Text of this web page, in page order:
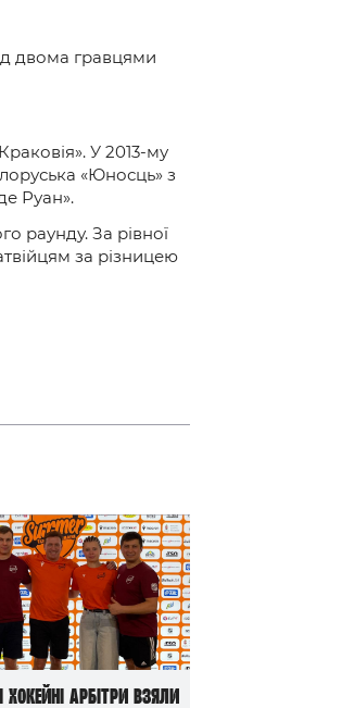
двома гравцями
У 2013-му
«Юносць» з
Руан».
раунду. За рівної
за різницею
хокейні арбітри взяли